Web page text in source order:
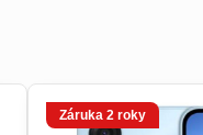
Záruka 2 roky